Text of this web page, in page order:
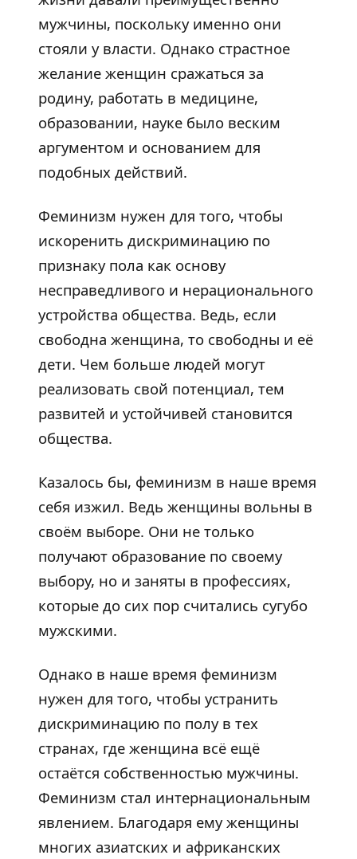
мужчины, поскольку именно они
стояли у власти. Однако страстное
желание женщин сражаться за
родину, работать в медицине,
образовании, науке было веским
аргументом и основанием для
подобных действий.
Феминизм нужен для того, чтобы
искоренить дискриминацию по
признаку пола как основу
несправедливого и нерационального
устройства общества. Ведь, если
свободна женщина, то свободны и её
дети. Чем больше людей могут
реализовать свой потенциал, тем
развитей и устойчивей становится
общества.
Казалось бы, феминизм в наше время
себя изжил. Ведь женщины вольны в
своём выборе. Они не только
получают образование по своему
выбору, но и заняты в профессиях,
которые до сих пор считались сугубо
мужскими.
Однако в наше время феминизм
нужен для того, чтобы устранить
дискриминацию по полу в тех
странах, где женщина всё ещё
остаётся собственностью мужчины.
Феминизм стал интернациональным
явлением. Благодаря ему женщины
многих азиатских и африканских